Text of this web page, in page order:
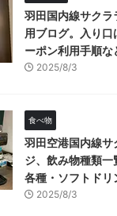
羽田国内線サクラ
用ブログ。入り口
ーポン利用手順な
2025/8/3
食べ物
羽田空港国内線サ
ジ、飲み物種類一
各種・ソフトドリ
2025/8/3